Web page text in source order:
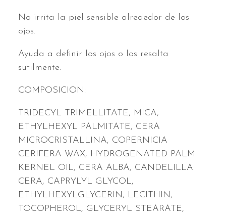
No irrita la piel sensible alrededor de los
ojos.
Ayuda a definir los ojos o los resalta
sutilmente.
COMPOSICION:
TRIDECYL TRIMELLITATE, MICA,
ETHYLHEXYL PALMITATE, CERA
MICROCRISTALLINA, COPERNICIA
CERIFERA WAX, HYDROGENATED PALM
KERNEL OIL, CERA ALBA, CANDELILLA
CERA, CAPRYLYL GLYCOL,
ETHYLHEXYLGLYCERIN, LECITHIN,
TOCOPHEROL, GLYCERYL STEARATE,